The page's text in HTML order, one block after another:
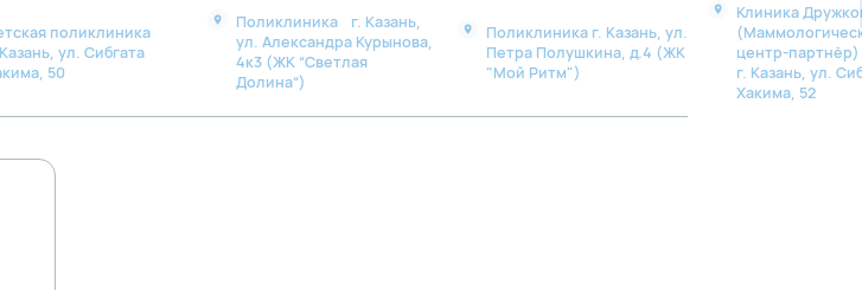
поликлиника
ул. Сибгата
50
Поликлиника г. Казань,
ул. Александра Курынова,
4к3 (ЖК “Светлая
Долина“)
Поликлиника г. Казань, ул.
Петра Полушкина, д.4 (ЖК
"Мой Ритм")
Клиника
центр-
г. Казань, ул.
Хакима, 52